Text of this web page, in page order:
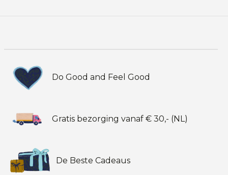
Do Good and Feel Good
Gratis bezorging vanaf € 30,- (NL)
De Beste Cadeaus